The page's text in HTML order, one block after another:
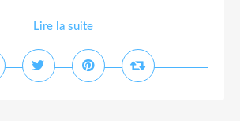
Lire la suite